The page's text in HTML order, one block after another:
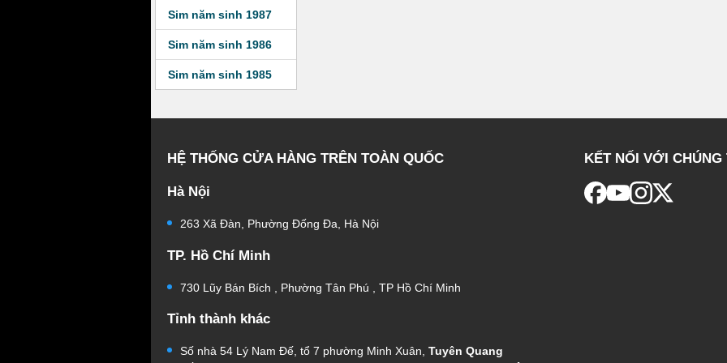
Sim năm sinh 1987
Sim năm sinh 1986
Sim năm sinh 1985
HỆ THỐNG CỬA HÀNG TRÊN TOÀN QUỐC
Hà Nội
263 Xã Đàn, Phường Đống Đa, Hà Nội
TP. Hồ Chí Minh
730 Lũy Bán Bích , Phường Tân Phú , TP Hồ Chí Minh
Tỉnh thành khác
Số nhà 54 Lý Nam Đế, tổ 7 phường Minh Xuân, Tuyên Quang
KẾT NỐI VỚI CHÚNG